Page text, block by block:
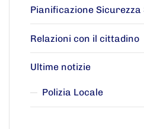
Pianificazione
Relazioni con il cittadino
Ultime notizie
Polizia Locale